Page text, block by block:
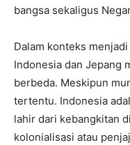
bangsa sekaligus
Dalam konteks
Indonesia dan Jepang
berbeda. Meskipun
tertentu. Indonesia
lahir dari kebangkitan
kolonialisasi atau